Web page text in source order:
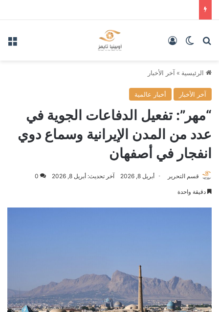
بحث عنالوضع المظلم
الرئيسية » آخر الأخبار
آخر الأخبار أخبار عالمية
“مهر”: تفعيل الدفاعات الجوية في
عدد من المدن الإيرانية وسماع دوي
انفجار في أصفهان
قسم التحرير أبريل 8, 2026 آخر تحديث: أبريل 8, 2026 0
دقيقة واحدة